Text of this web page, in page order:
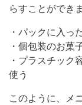
らすことができ
・パックに入っ
・個包装のお菓
・プラスチック
使う
このように、メ